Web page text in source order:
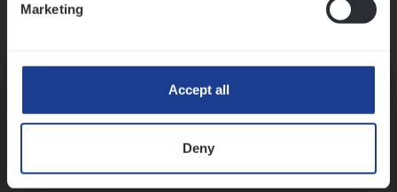
Marketing
Accept all
Deny
Assessment